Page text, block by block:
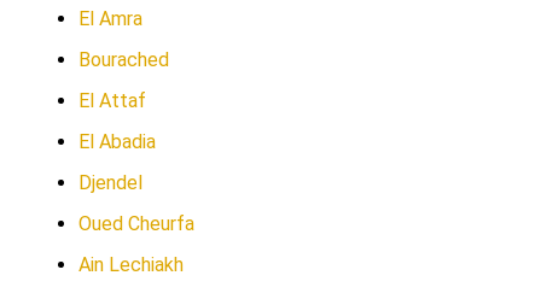
El Amra
Bourached
El Attaf
El Abadia
Djendel
Oued Cheurfa
Ain Lechiakh